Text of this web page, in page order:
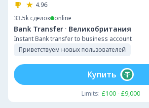
4.96
33.5k сделок online
Bank Transfer · Великобритания
Instant Bank transfer to business account
Приветствуем новых пользователей
Limits: £100 - £9,000
Купить